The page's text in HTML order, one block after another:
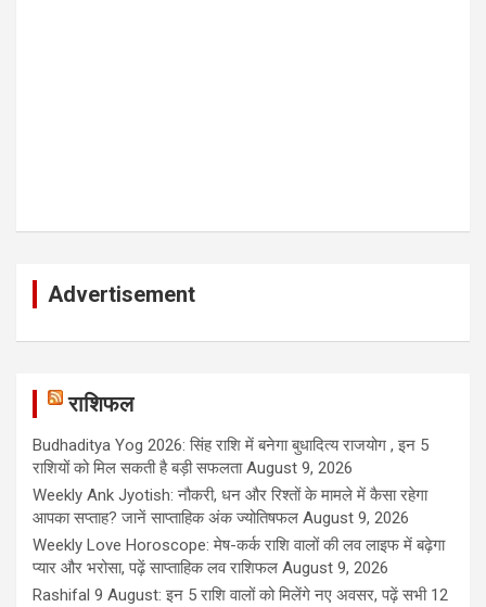
Advertisement
राशिफल
Budhaditya Yog 2026: सिंह राशि में बनेगा बुधादित्य राजयोग , इन 5
राशियों को मिल सकती है बड़ी सफलता August 9, 2026
Weekly Ank Jyotish: नौकरी, धन और रिश्तों के मामले में कैसा रहेगा
आपका सप्ताह? जानें साप्ताहिक अंक ज्योतिषफल August 9, 2026
Weekly Love Horoscope: मेष-कर्क राशि वालों की लव लाइफ में बढ़ेगा
प्यार और भरोसा, पढ़ें साप्ताहिक लव राशिफल August 9, 2026
Rashifal 9 August: इन 5 राशि वालों को मिलेंगे नए अवसर, पढ़ें सभी 12